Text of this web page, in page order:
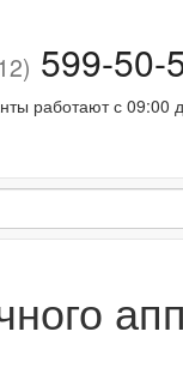
599-50-
работают с